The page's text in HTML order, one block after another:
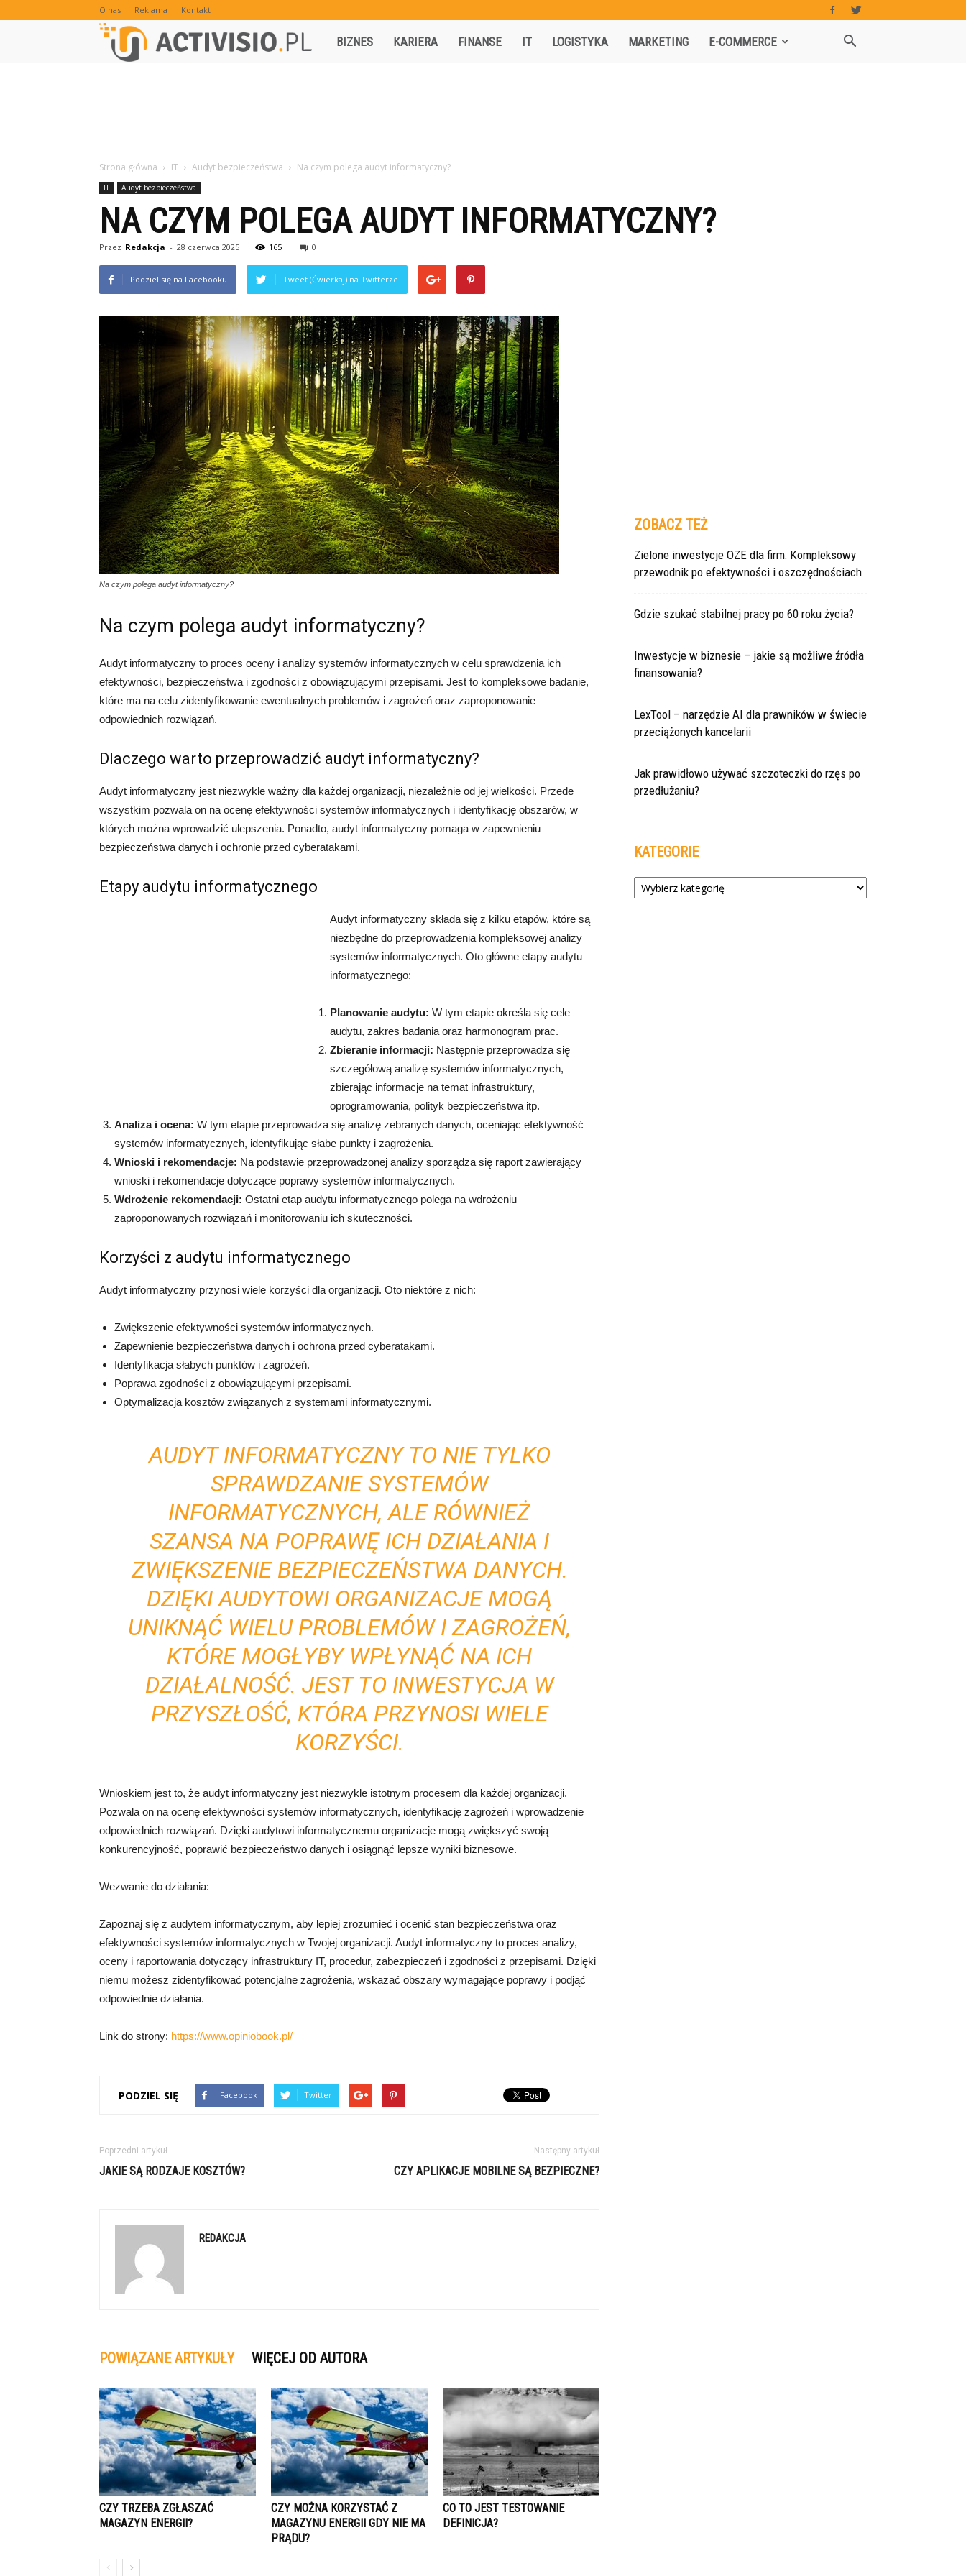
O nas Reklama Kontakt
Activisio.pl
BIZNES KARIERA FINANSE IT LOGISTYKA MARKETING E-COMMERCE
Strona główna IT Audyt bezpieczeństwa Na czym polega audyt informatyczny?
IT Audyt bezpieczeństwa
NA CZYM POLEGA AUDYT INFORMATYCZNY?
Przez Redakcja - 28 czerwca 2025 165 0
Podziel się na Facebooku Tweet (Ćwierkaj) na Twitterze
Na czym polega audyt informatyczny?
Na czym polega audyt informatyczny?
Audyt informatyczny to proces oceny i analizy systemów informatycznych w celu sprawdzenia ich
efektywności, bezpieczeństwa i zgodności z obowiązującymi przepisami. Jest to kompleksowe badanie,
które ma na celu zidentyfikowanie ewentualnych problemów i zagrożeń oraz zaproponowanie
odpowiednich rozwiązań.
Dlaczego warto przeprowadzić audyt informatyczny?
Audyt informatyczny jest niezwykle ważny dla każdej organizacji, niezależnie od jej wielkości. Przede
wszystkim pozwala on na ocenę efektywności systemów informatycznych i identyfikację obszarów, w
których można wprowadzić ulepszenia. Ponadto, audyt informatyczny pomaga w zapewnieniu
bezpieczeństwa danych i ochronie przed cyberatakami.
Etapy audytu informatycznego
Audyt informatyczny składa się z kilku etapów, które są
niezbędne do przeprowadzenia kompleksowej analizy
systemów informatycznych. Oto główne etapy audytu
informatycznego:
Planowanie audytu: W tym etapie określa się cele
audytu, zakres badania oraz harmonogram prac.
Zbieranie informacji: Następnie przeprowadza się
szczegółową analizę systemów informatycznych,
zbierając informacje na temat infrastruktury,
oprogramowania, polityk bezpieczeństwa itp.
Analiza i ocena: W tym etapie przeprowadza się analizę zebranych danych, oceniając efektywność
systemów informatycznych, identyfikując słabe punkty i zagrożenia.
Wnioski i rekomendacje: Na podstawie przeprowadzonej analizy sporządza się raport zawierający
wnioski i rekomendacje dotyczące poprawy systemów informatycznych.
Wdrożenie rekomendacji: Ostatni etap audytu informatycznego polega na wdrożeniu
zaproponowanych rozwiązań i monitorowaniu ich skuteczności.
Korzyści z audytu informatycznego
Audyt informatyczny przynosi wiele korzyści dla organizacji. Oto niektóre z nich:
Zwiększenie efektywności systemów informatycznych.
Zapewnienie bezpieczeństwa danych i ochrona przed cyberatakami.
Identyfikacja słabych punktów i zagrożeń.
Poprawa zgodności z obowiązującymi przepisami.
Optymalizacja kosztów związanych z systemami informatycznymi.
AUDYT INFORMATYCZNY TO NIE TYLKO
SPRAWDZANIE SYSTEMÓW
INFORMATYCZNYCH, ALE RÓWNIEŻ
SZANSA NA POPRAWĘ ICH DZIAŁANIA I
ZWIĘKSZENIE BEZPIECZEŃSTWA DANYCH.
DZIĘKI AUDYTOWI ORGANIZACJE MOGĄ
UNIKNĄĆ WIELU PROBLEMÓW I ZAGROŻEŃ,
KTÓRE MOGŁYBY WPŁYNĄĆ NA ICH
DZIAŁALNOŚĆ. JEST TO INWESTYCJA W
PRZYSZŁOŚĆ, KTÓRA PRZYNOSI WIELE
KORZYŚCI.
Wnioskiem jest to, że audyt informatyczny jest niezwykle istotnym procesem dla każdej organizacji.
Pozwala on na ocenę efektywności systemów informatycznych, identyfikację zagrożeń i wprowadzenie
odpowiednich rozwiązań. Dzięki audytowi informatycznemu organizacje mogą zwiększyć swoją
konkurencyjność, poprawić bezpieczeństwo danych i osiągnąć lepsze wyniki biznesowe.
Wezwanie do działania:
Zapoznaj się z audytem informatycznym, aby lepiej zrozumieć i ocenić stan bezpieczeństwa oraz
efektywności systemów informatycznych w Twojej organizacji. Audyt informatyczny to proces analizy,
oceny i raportowania dotyczący infrastruktury IT, procedur, zabezpieczeń i zgodności z przepisami. Dzięki
niemu możesz zidentyfikować potencjalne zagrożenia, wskazać obszary wymagające poprawy i podjąć
odpowiednie działania.
Link do strony: https://www.opiniobook.pl/
PODZIEL SIĘ Facebook Twitter
Poprzedni artykuł
JAKIE SĄ RODZAJE KOSZTÓW?
Następny artykuł
CZY APLIKACJE MOBILNE SĄ BEZPIECZNE?
REDAKCJA
POWIĄZANE ARTYKUŁY WIĘCEJ OD AUTORA
CZY TRZEBA ZGŁASZAĆ
MAGAZYN ENERGII?
CZY MOŻNA KORZYSTAĆ Z
MAGAZYNU ENERGII GDY NIE MA
PRĄDU?
CO TO JEST TESTOWANIE
DEFINICJA?
ZOBACZ TEŻ
Zielone inwestycje OZE dla firm: Kompleksowy
przewodnik po efektywności i oszczędnościach
Gdzie szukać stabilnej pracy po 60 roku życia?
Inwestycje w biznesie – jakie są możliwe źródła
finansowania?
LexTool – narzędzie AI dla prawników w świecie
przeciążonych kancelarii
Jak prawidłowo używać szczoteczki do rzęs po
przedłużaniu?
KATEGORIE
Kategorie